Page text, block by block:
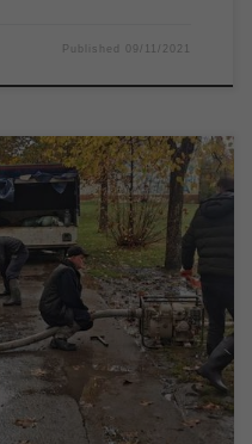
Published 09/11/2021
пада и процене су да је у
70 литара кише по
може да прими
количине лишћа које
значајан број загушења